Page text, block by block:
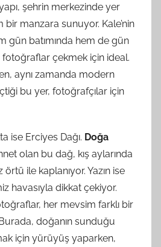
şehrin merkezinde yer
bir manzara sunuyor. Kale’nin
gün batımında hem de gün
çekmek için ideal.
aynı zamanda modern
bu yer, fotoğrafçılar için
ise Erciyes Dağı. Doğa
olan bu dağ, kış aylarında
ile kaplanıyor. Yazın ise
havasıyla dikkat çekiyor.
her mevsim farklı bir
doğanın sunduğu
için yürüyüş yaparken,